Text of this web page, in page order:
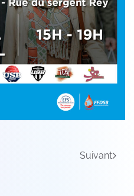
Suivant